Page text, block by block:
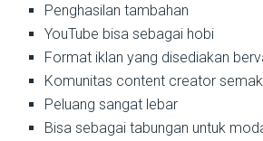
Penghasilan tambahan
YouTube bisa sebagai hobi
Format iklan yang disediakan
Komunitas content creator
Peluang sangat lebar
Bisa sebagai tabungan untuk